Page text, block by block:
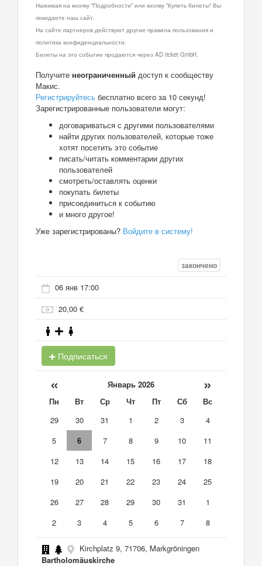
Нажимая на кнопку "Подробности" или кнопку "Купить билеты" Вы
покидаете наш сайт.
На сайте партнеров действуют другие правила пользования и
политика конфиденциальности.
Билеты на это событие продаются через AD ticket GmbH.
Получите неограниченный доступ к сообществу
Макис.
Регистрируйтесь бесплатно всего за 10 секунд!
Зарегистрированные пользователи могут:
договариваться с другими пользователями
найти других пользователей, которые тоже
хотят посетить это событие
писать/читать комментарии других
пользователей
смотреть/оставлять оценки
покупать билеты
присоединиться к событию
и много другое!
Уже зарегистрированы? Войдите в систему!
закончено
06 янв 17:00
20,00 €
Подписаться
« Январь 2026 »
Пн Вт Ср Чт Пт Сб
Вс
29
30 31 1 2 3
4
5
6 7 8 9 10
11
12
13 14 15 16 17
18
19
20 21 22 23 24
25
26
27 28 29 30 31
1
2
3 4 5 6 7 8
Kirchplatz 9, 71706, Markgröningen
Bartholomäuskirche